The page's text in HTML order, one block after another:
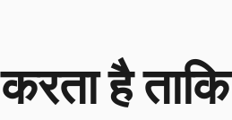
है ताकि